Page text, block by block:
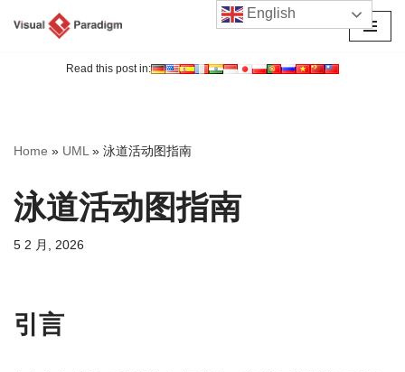
Read this post in:
Home » UML» 泳道活动图指南
泳道活动图指南
5 2 月, 2026
引言
English